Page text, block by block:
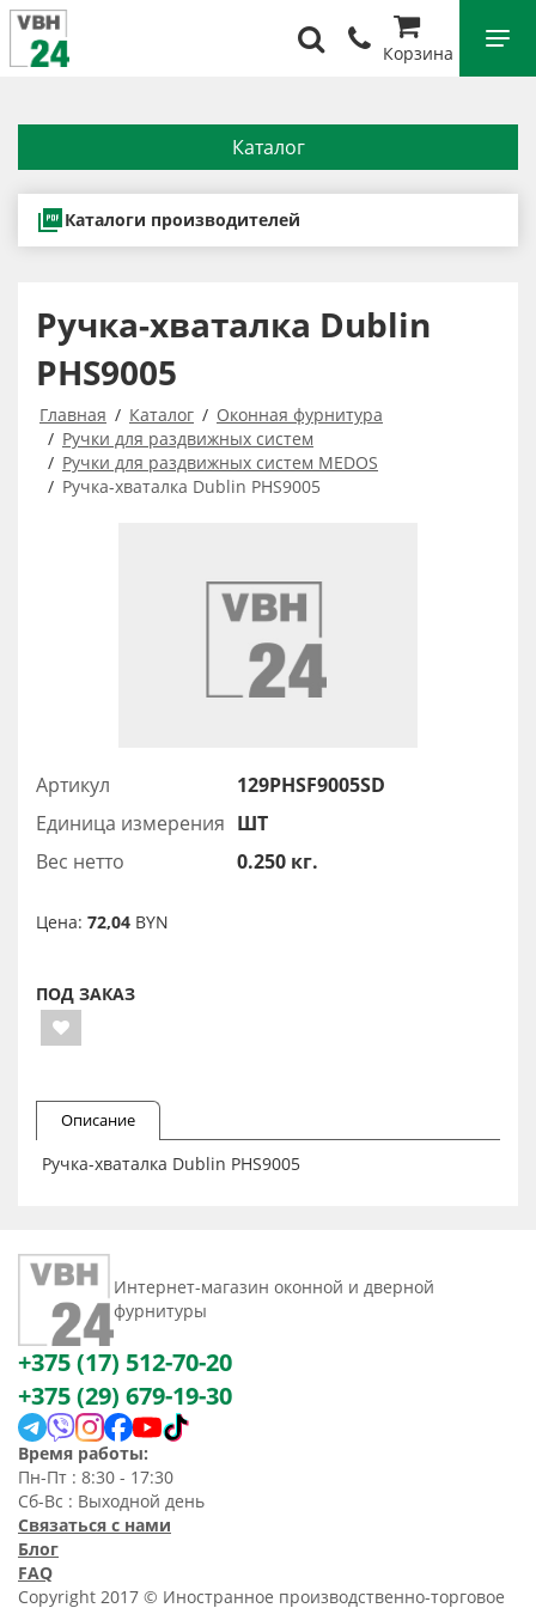
Корзина
Каталог
Каталоги производителей
Ручка-хваталка Dublin
PHS9005
Главная Каталог
Оконная фурнитура
Ручки для раздвижных систем
Ручки для раздвижных систем MEDOS
Ручка-хваталка Dublin PHS9005
Артикул
129PHSF9005SD
Единица измерения ШТ
Вес нетто
0.250 кг.
Цена: 72,04 BYN
ПОД ЗАКАЗ
Описание
Ручка-хваталка Dublin PHS9005
Интернет-магазин оконной и дверной
фурнитуры
+375 (17) 512-70-20
+375 (29) 679-19-30
Время работы:
Пн-Пт : 8:30 - 17:30
Сб-Вс : Выходной день
Связаться с нами
Блог
FAQ
Copyright 2017 © Иностранное производственно-торговое